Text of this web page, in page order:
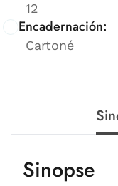
12
Encadernación:
Cartoné
Sinopse